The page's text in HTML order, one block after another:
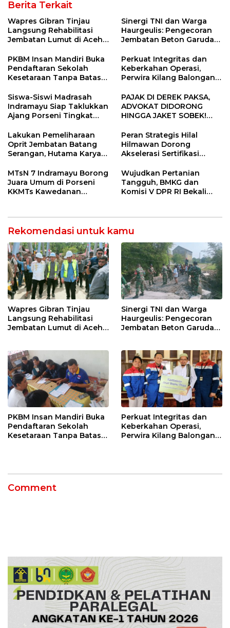
Berita Terkait
Wapres Gibran Tinjau
Langsung Rehabilitasi
Jembatan Lumut di Aceh
Konektivitas Pulih Cepat
Sinergi TNI dan Warga
Haurgeulis: Pengecoran
Jembatan Beton Garuda
PKBM Insan Mandiri Buka
Pendaftaran Sekolah
Kesetaraan Tanpa Batas
Perkuat Integritas dan
Keberkahan Operasi,
Perwira Kilang Balongan
Siswa-Siswi Madrasah
Indramayu Siap Taklukkan
Ajang Porseni Tingkat
PAJAK DI DEREK PAKSA,
ADVOKAT DIDORONG
HINGGA JAKET SOBEK!
Ngamuk Kepung Polresta
Pekanbaru!
Lakukan Pemeliharaan
Oprit Jembatan Batang
Serangan, Hutama Karya
55 Tol Binjai–Langsa
Peran Strategis Hilal
Hilmawan Dorong
Akselerasi Sertifikasi
Entaskan Kemiskinan di
Indramayu
MTsN 7 Indramayu Borong
Juara Umum di Porseni
KKMTs Kawedanan
Wujudkan Pertanian
Tangguh, BMKG dan
Komisi V DPR RI Bekali
Rekomendasi untuk kamu
Wapres Gibran Tinjau
Langsung Rehabilitasi
Jembatan Lumut di Aceh
Sinergi TNI dan Warga
Haurgeulis: Pengecoran
Jembatan Beton Garuda
PKBM Insan Mandiri Buka
Pendaftaran Sekolah
Kesetaraan Tanpa Batas
Perkuat Integritas dan
Keberkahan Operasi,
Perwira Kilang Balongan
Comment